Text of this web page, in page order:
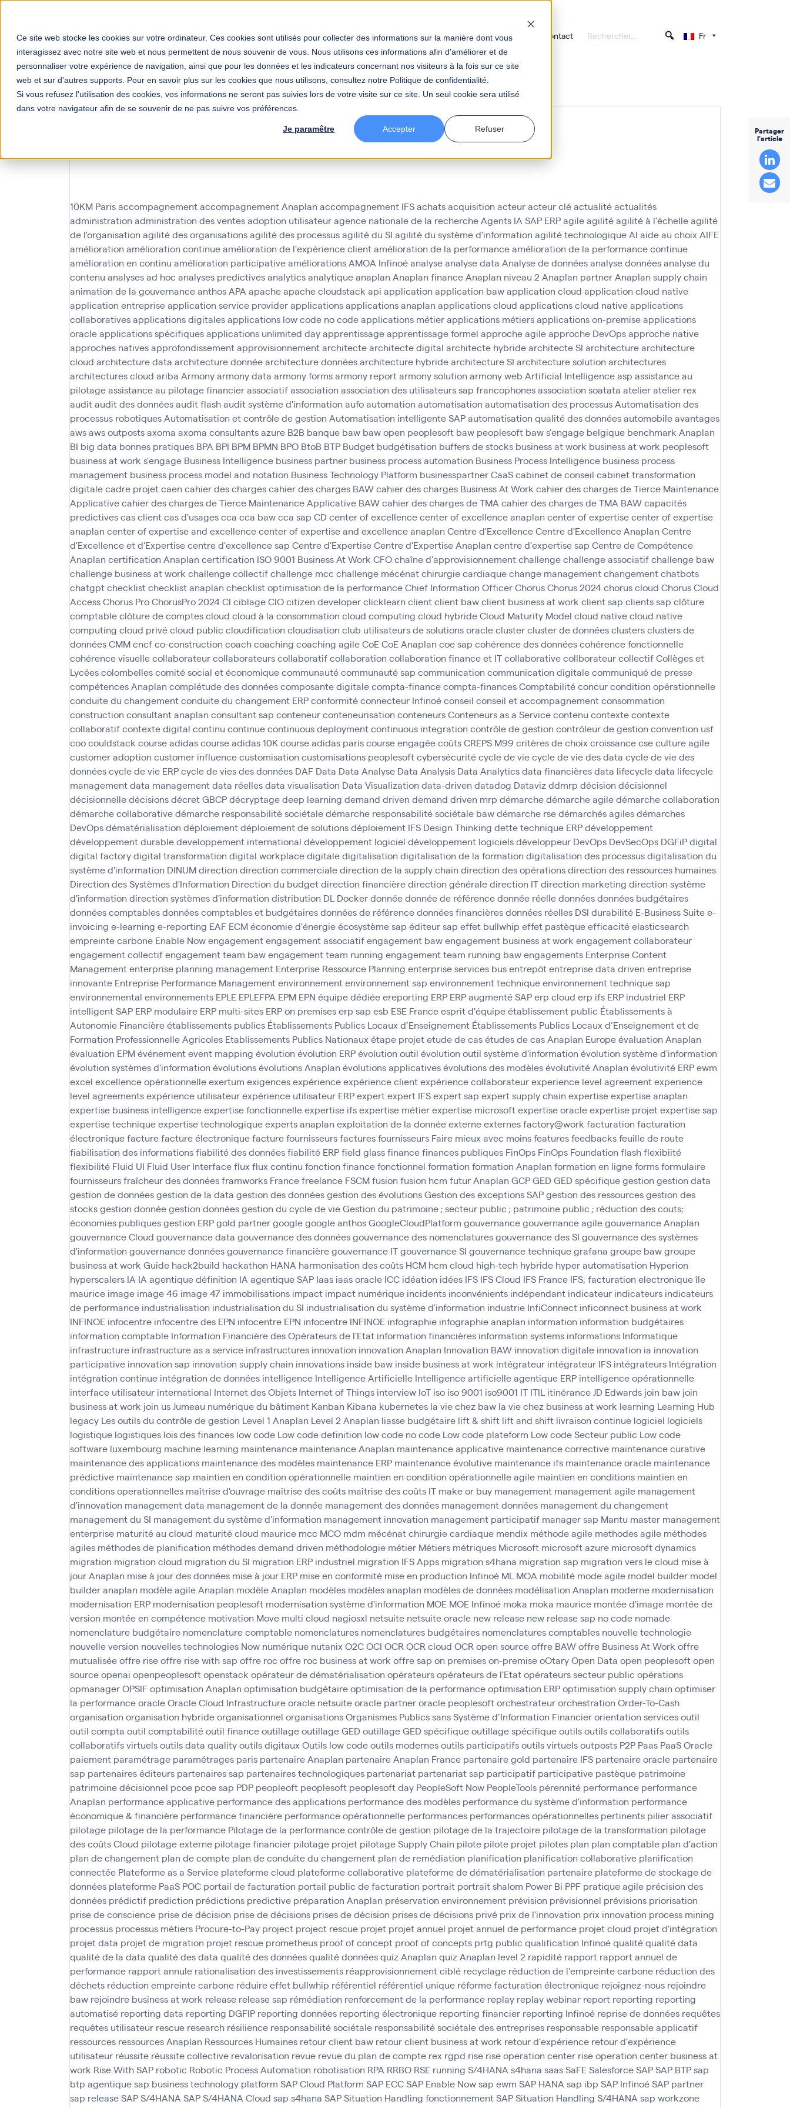
Ce site web stocke les cookies sur votre ordinateur. Ces cookies sont utilisés pour collecter des informations sur la manière dont vous
interagissez avec notre site web et nous permettent de nous souvenir de vous. Nous utilisons ces informations afin d'améliorer et de
personnaliser votre expérience de navigation, ainsi que pour les données et les indicateurs concernant nos visiteurs à la fois sur ce site
web et sur d'autres supports. Pour en savoir plus sur les cookies que nous utilisons, consultez notre Politique de confidentialité.
Si vous refusez l'utilisation des cookies, vos informations ne seront pas suivies lors de votre visite sur ce site. Un seul cookie sera utilisé
dans votre navigateur afin de se souvenir de ne pas suivre vos préférences.
Je paramêtre Accepter Refuser
Solutions Votre métier Votre secteur BAW Votre carrière Actualités Contact Fr
Pilotage de la performance contrôle de
gestion
10KM Parisaccompagnementaccompagnement Anaplan accompagnement IFSachatsacquisition acteuracteur cléactualitéactualités
administration administration des ventesadoption utilisateuragence nationale de la rechercheAgents IA SAP ERPagileagilitéagilité à l'échelleagilité
de l'organisation agilité des organisationsagilité des processusagilité du SI agilité du système d'information agilité technologiqueAI aide au choix AIFE
amélioration amélioration continueamélioration de l'expérience clientamélioration de la performanceamélioration de la performance continue
amélioration en continu amélioration participativeaméliorationsAMOA Infinoéanalyseanalyse data Analyse de donnéesanalyse donnéesanalyse du
contenu analyses ad hoc analyses predictivesanalyticsanalytiqueanaplan Anaplan financeAnaplan niveau 2 Anaplan partnerAnaplan supply chain
animation de la gouvernanceanthosAPA apacheapache cloudstack api application application bawapplication cloud application cloud native
application entrepriseapplication service providerapplicationsapplications anaplan applications cloud applications cloud nativeapplications
collaborativesapplications digitalesapplications low code no codeapplications métierapplications métiersapplications on-premiseapplications
oracleapplications spécifiquesapplications unlimited dayapprentissageapprentissage formel approche agileapproche DevOpsapproche native
approches nativesapprofondissementapprovisionnementarchitectearchitecte digital architecte hybridearchitecte SI architecturearchitecture
cloud architecture data architecture donnéearchitecture donnéesarchitecture hybridearchitecture SI architecture solution architectures
architectures cloud ariba Armonyarmony data armony formsarmony reportarmony solution armony web Artificial Intelligenceasp assistance au
pilotageassistance au pilotage financierassociatifassociation association des utilisateurs sap francophonesassociation soatata atelieratelier rex
auditaudit des donnéesaudit flashaudit système d'information aufoautomation automatisation automatisation des processusAutomatisation des
processus robotiquesAutomatisation et contrôle de gestion Automatisation intelligente SAPautomatisation qualité des donnéesautomobileavantages
awsaws outpostsaxoma axoma consultantsazure B2B banque baw baw open peoplesoft baw peoplesoft baw s'engage belgique benchmark Anaplan
BI big data bonnes pratiques BPA BPI BPM BPMN BPO BtoB BTP Budget budgétisation buffers de stocks business at work business at work peoplesoft
business at work s'engage Business Intelligence business partner business process automation Business Process Intelligence business process
management business process model and notation Business Technology Platform businesspartnerCaaScabinet de conseil cabinet transformation
digitalecadre projetcaen cahier des chargescahier des charges BAWcahier des charges Business At Work cahier des charges de Tierce Maintenance
Applicativecahier des charges de Tierce Maintenance Applicative BAWcahier des charges de TMA cahier des charges de TMA BAWcapacités
predictivescas clientcas d'usagescca cca bawcca sap CD center of excellencecenter of excellence anaplan center of expertisecenter of expertise
anaplan center of expertise and excellencecenter of expertise and excellence anaplan Centre d'ExcellenceCentre d'Excellence Anaplan Centre
d'Excellence et d'Expertisecentre d'excellence sap Centre d'ExpertiseCentre d'Expertise Anaplan centre d'expertise sap Centre de Compétence
Anaplan certification Anaplan certification ISO 9001 Business At Work CFOchaîne d'approvisionnementchallengechallenge associatifchallenge baw
challenge business at work challenge collectifchallenge mcc challenge mécénat chirurgie cardiaquechange managementchangementchatbots
chatgptchecklistchecklist anaplan checklist optimisation de la performanceChief Information OfficerChorusChorus 2024chorus cloud Chorus Cloud
AccessChorus ProChorusPro 2024CI ciblageCIOcitizen developerclicklearn clientclient bawclient business at work client sap clients sap clôture
comptableclôture de comptescloud cloud à la consommation cloud computing cloud hybrideCloud Maturity Model cloud nativecloud native
computing cloud privécloud public cloudification cloudisation club utilisateurs de solutions oracleclustercluster de donnéesclustersclusters de
donnéesCMMcncfco-construction coachcoaching coaching agileCoECoE Anaplan coe sap cohérence des donnéescohérence fonctionnelle
cohérence visuellecollaborateurcollaborateurscollaboratifcollaboration collaboration finance et ITcollaborativecollborateurcollectifCollèges et
Lycéescolombellescomité social et économiquecommunautécommunauté sap communication communication digitalecommuniqué de presse
compétences Anaplan complétude des donnéescomposante digitalecompta-financecompta-financesComptabilitéconcurcondition opérationnelle
conduite du changementconduite du changement ERPconformitéconnecteur Infinoéconseil conseil et accompagnementconsommation
construction consultant anaplan consultant sap conteneurconteneurisation conteneursConteneurs as a Servicecontenu contextecontexte
collaboratifcontexte digital continu continuecontinuous deploymentcontinuous integration contrôle de gestion contrôleur de gestion convention usf
coocouldstack course adidascourse adidas 10K course adidas pariscourse engagéecoûtsCREPS M99 critères de choix croissancecseculture agile
customer adoption customer influencecustomisation customisations peoplesoftcybersécuritécycle de viecycle de vie des data cycle de vie des
donnéescycle de vie ERPcycle de vies des données DAF Data Data Analyse Data Analysis Data Analyticsdata financièresdata lifecycledata lifecycle
managementdata managementdata réellesdata visualisation Data Visualization data-driven datadog Datavizddmrp décision décisionnel
décisionnelledécisionsdécret GBCPdécryptagedeep learning demand driven demand driven mrp démarchedémarche agiledémarche collaboration
démarche collaborativedémarche responsabilité sociétaledémarche responsabilité sociétale bawdémarche rsedémarchés agilesdémarches
DevOpsdématérialisation déploiementdéploiement de solutionsdéploiement IFS Design Thinking dette technique ERPdéveloppement
développement durabledeveloppement international développement logiciel développement logicielsdéveloppeur DevOps DevSecOps DGFiPdigital
digital factorydigital transformation digital workplacedigitaledigitalisation digitalisation de la formation digitalisation des processusdigitalisation du
système d'information DINUMdirection direction commercialedirection de la supply chain direction des opérationsdirection des ressources humaines
Direction des Systèmes d'Information Direction du budgetdirection financièredirection généraledirection ITdirection marketing direction système
d'information direction systèmes d'information distribution DL Dockerdonnéedonnée de référencedonnée réelledonnéesdonnées budgétaires
données comptablesdonnées comptables et budgétairesdonnées de référencedonnées financièresdonnées réelles DSI durabilité E-Business Suitee-
invoicing e-learning e-reporting EAF ECMéconomie d'énergieécosystème sap éditeur sap effet bullwhip effet pastèqueefficacitéelasticsearch
empreinte carbone Enable Nowengagementengagement associatifengagement bawengagement business at work engagement collaborateur
engagement collectifengagement team bawengagement team running engagement team running bawengagements Enterprise Content
Managemententerprise planning management Enterprise Ressource Planning enterprise services busentrepôtentreprise data driven entreprise
innovante Entreprise Performance Managementenvironnementenvironnement sap environnement techniqueenvironnement technique sap
environnemental environnements EPLE EPLEFPA EPM EPN équipe dédiéeereporting ERP ERP augmenté SAPerp cloud erp ifs ERP industriel ERP
intelligent SAP ERP modulaire ERP multi-sites ERP on premiseserp sap esb ESE Franceesprit d'équipeétablissement public Établissements à
Autonomie Financièreétablissements publics Établissements Publics Locaux d’Enseignement Établissements Publics Locaux d’Enseignement et de
Formation Professionnelle Agricoles Etablissements Publics Nationaux étape projetetude de casétudes de cas Anaplan Europeévaluation Anaplan
évaluation EPMévénementevent mapping évolution évolution ERPévolution outil évolution outil système d'information évolution système d'information
évolution systèmes d'information évolutionsévolutions Anaplan évolutions applicativesévolutions des modèlesévolutivité Anaplan évolutivité ERPewm
excel excellence opérationnelleexertum exigencesexpérienceexpérience clientexpérience collaborateurexperience level agreementexperience
level agreementsexpérience utilisateurexpérience utilisateur ERPexpertexpert IFSexpert sap expert supply chain expertiseexpertise anaplan
expertise business intelligenceexpertise fonctionnelleexpertise ifsexpertise métierexpertise microsoftexpertise oracleexpertise projetexpertise sap
expertise techniqueexpertise technologiqueexperts anaplan exploitation de la donnéeexterneexternesfactory@work facturation facturation
électroniquefacturefacture électroniquefacture fournisseursfactures fournisseurs Faire mieux avec moinsfeaturesfeedbacksfeuille de route
fiabilisation des informationsfiabilité des donnéesfiabilité ERPfield glassfinancefinances publiques FinOps FinOps Foundation flashflexibiité
flexibilité Fluid UI Fluid User Interfaceflux flux continu fonction financefonctionnel formation formation Anaplan formation en ligneformsformulaire
fournisseursfraîcheur des donnéesframworks Francefreelance FSCMfusion fusion hcm futur Anaplan GCPGED GED spécifiquegestion gestion data
gestion de donnéesgestion de la data gestion des donnéesgestion des évolutionsGestion des exceptions SAPgestion des ressourcesgestion des
stocksgestion donnéegestion donnéesgestion du cycle de vieGestion du patrimoine ; secteur public ; patrimoine public ; réduction des couts;
économies publiquesgestion ERPgold partnergooglegoogle anthosGoogleCloudPlatform gouvernancegouvernance agilegouvernance Anaplan
gouvernance Cloud gouvernance data gouvernance des donnéesgouvernance des nomenclaturesgouvernance des SI gouvernance des systèmes
d'information gouvernance donnéesgouvernance financièregouvernance ITgouvernance SI gouvernance techniquegrafana groupe bawgroupe
business at work Guide hack2build hackathon HANA harmonisation des coûts HCM hcm cloud high-tech hybride hyper automatisation Hyperion
hyperscalers IA IA agentique définition IA agentique SAP Iaas iaas oracle ICC idéation idées IFS IFS Cloud IFS France IFS; facturation electroniqueîle
maurice image image 46 image 47 immobilisations impact impact numérique incidents inconvénients indépendant indicateur indicateurs indicateurs
de performance industrialisation industrialisation du SI industrialisation du système d'information industrie InfiConnect inficonnect business at work
INFINOE infocentre infocentre des EPN infocentre EPN infocentre INFINOE infographie infographie anaplan information information budgétaires
information comptable Information Financière des Opérateurs de l'Etat information financières information systems informations Informatique
infrastructure infrastructure as a service infrastructures innovation innovation Anaplan Innovation BAW innovation digitale innovation ia innovation
participative innovation sap innovation supply chain innovations inside baw inside business at work intégrateur intégrateur IFS intégrateurs Intégration
intégration continue intégration de données intelligence Intelligence Artificielle Intelligence artificielle agentique ERP intelligence opérationnelle
interface utilisateur international Internet des Objets Internet of Things interview IoT iso iso 9001 iso9001 IT ITIL itinérance JD Edwards join baw join
business at work join us Jumeau numérique du bâtiment Kanban Kibana kubernetes la vie chez baw la vie chez business at work learning Learning Hub
legacy Les outils du contrôle de gestion Level 1 Anaplan Level 2 Anaplan liasse budgétaire lift & shift lift and shift livraison continue logiciel logiciels
logistique logistiques lois des finances low code Low code definition low code no code Low code plateform Low code Secteur public Low code
software luxembourg machine learning maintenance maintenance Anaplan maintenance applicative maintenance corrective maintenance curative
maintenance des applications maintenance des modèles maintenance ERP maintenance évolutive maintenance ifs maintenance oracle maintenance
prédictive maintenance sap maintien en condition opérationnelle maintien en condition opérationnelle agile maintien en conditions maintien en
conditions operationnelles maîtrise d'ouvrage maîtrise des coûts maîtrise des coûts IT make or buy management management agile management
d'innovation management data management de la donnée management des données management données management du changement
management du SI management du système d'information management innovation management participatif manager sap Mantu master management
enterprise maturité au cloud maturité cloud maurice mcc MCO mdm mécénat chirurgie cardiaque mendix méthode agile methodes agile méthodes
agiles méthodes de planification méthodes demand driven méthodologie métier Métiers métriques Microsoft microsoft azure microsoft dynamics
migration migration cloud migration du SI migration ERP industriel migration IFS Apps migration s4hana migration sap migration vers le cloud mise à
jour Anaplan mise à jour des données mise à jour ERP mise en conformité mise en production Infinoé ML MOA mobilité mode agile model builder model
builder anaplan modèle agile Anaplan modèle Anaplan modèles modèles anaplan modèles de données modélisation Anaplan moderne modernisation
modernisation ERP modernisation peoplesoft modernisation système d'information MOE MOE Infinoé moka moka maurice montée d'image montée de
version montée en compétence motivation Move multi cloud nagiosxl netsuite netsuite oracle new release new release sap no code nomade
nomenclature budgétaire nomenclature comptable nomenclatures nomenclatures budgétaires nomenclatures comptables nouvelle technologie
nouvelle version nouvelles technologies Now numérique nutanix O2COCI OCR OCR cloud OCR open sourceoffre BAWoffre Business At Work offre
mutualiséeoffre riseoffre rise with sap offre roc offre roc business at work offre sap on premiseson-premiseoOtaryOpen Data open peoplesoftopen
sourceopenai openpeoplesoftopenstack opérateur de dématérialisation opérateursopérateurs de l'Etatopérateurs secteur public opérations
opmanagerOPSIFoptimisation Anaplan optimisation budgétaireoptimisation de la performanceoptimisation ERPoptimisation supply chain optimiser
la performanceoracleOracle Cloud Infrastructureoracle netsuiteoracle partneroracle peoplesoftorchestrateurorchestration Order-To-Cash
organisation organisation hybrideorganisationnel organisationsOrganismes Publics sans Système d’Information Financierorientation servicesoutil
outil compta outil comptabilitéoutil financeoutillageoutillage GED outillage GED spécifiqueoutillage spécifiqueoutilsoutils collaboratifsoutils
collaboratifs virtuelsoutils data qualityoutils digitaux Outils low codeoutils modernesoutils participatifsoutils virtuelsoutposts P2P Paas PaaS Oracle
paiement paramétrage paramétrages paris partenaire Anaplan partenaire Anaplan France partenaire gold partenaire IFS partenaire oracle partenaire
sap partenaires éditeurs partenaires sap partenaires technologiques partenariat partenariat sap participatif participative pastèque patrimoine
patrimoine décisionnel pcoe pcoe sap PDP peopleoft peoplesoft peoplesoft day PeopleSoft Now PeopleTools pérennité performance performance
Anaplan performance applicative performance des applications performance des modèles performance du système d'information performance
économique & financière performance financière performance opérationnelle performances performances opérationnelles pertinents pilier associatif
pilotage pilotage de la performance Pilotage de la performance contrôle de gestion pilotage de la trajectoire pilotage de la transformation pilotage
des coûts Cloud pilotage externe pilotage financier pilotage projet pilotage Supply Chain pilote pilote projet pilotes plan plan comptable plan d'action
plan de changement plan de compte plan de conduite du changement plan de remédiation planification planification collaborative planification
connectée Plateforme as a Service plateforme cloud plateforme collaborative plateforme de dématérialisation partenaire plateforme de stockage de
données plateforme PaaS POC portail de facturation portail public de facturation portrait portrait shalom Power Bi PPF pratique agile précision des
données prédictif prediction prédictions predictive préparation Anaplan préservation environnement prévision prévisionnel prévisions priorisation
prise de conscience prise de décision prise de décisions prises de décision prises de décisions privé prix de l'innovation prix innovation process mining
processus processus métiers Procure-to-Pay project project rescue projet projet annuel projet annuel de performance projet cloud projet d'intégration
projet data projet de migration projet rescue prometheus proof of concept proof of concepts prtg public qualification Infinoéqualitéqualité data
qualité de la data qualité des data qualité des donnéesqualité donnéesquiz Anaplan quiz Anaplan level 2 rapidité rapport rapport annuel de
performance rapport annule rationalisation des investissements réapprovisionnement ciblé recyclage réduction de l'empreinte carbone réduction des
déchets réduction empreinte carbone réduire effet bullwhip référentiel référentiel unique réforme facturation électronique rejoignez-nous rejoindre
baw rejoindre business at work release release sap rémédiation renforcement de la performance replay replay webinar report reporting reporting
automatisé reporting data reporting DGFIP reporting données reporting électronique reporting financier reporting Infinoé reprise de données requêtes
requêtes utilisateur rescue research résilience responsabilité sociétale responsabilité sociétale des entreprises responsable responsable applicatif
ressources ressources Anaplan Ressources Humaines retour client baw retour client business at work retour d'expérience retour d'expérience
utilisateur réussite réussite collective revalorisation revue revue du plan de compte rex rgpd rise rise operation center rise operation center business at
work Rise With SAP robotic Robotic Process Automation robotisation RPA RRBO RSE running S/4HANA s4hana saasSaFESalesforceSAPSAP BTPsap
btp agentiquesap business technology platform SAP Cloud Platform SAP ECCSAP Enable Nowsap ewm SAP HANA sap ibp SAP InfinoéSAP partner
sap releaseSAP S/4HANA SAP S/4HANA Cloud sap s4hana SAP Situation Handling fonctionnementSAP Situation Handling S/4HANA sap workzone
Partager
l'article